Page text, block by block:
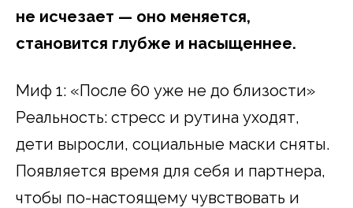
не исчезает — оно меняется,
становится глубже и насыщеннее.
Миф 1: «После 60 уже не до близости»
Реальность: стресс и рутина уходят,
дети выросли, социальные маски сняты.
Появляется время для себя и партнера,
чтобы по-настоящему чувствовать и